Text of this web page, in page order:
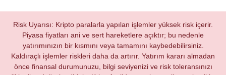
Risk Uyarısı: Kripto paralarla yapılan işlemler yüksek risk içerir.
Piyasa fiyatları ani ve sert hareketlere açıktır; bu nedenle
yatırımınızın bir kısmını veya tamamını kaybedebilirsiniz.
Kaldıraçlı işlemler riskleri daha da artırır. Yatırım kararı almadan
önce finansal durumunuzu, bilgi seviyenizi ve risk toleransınızı